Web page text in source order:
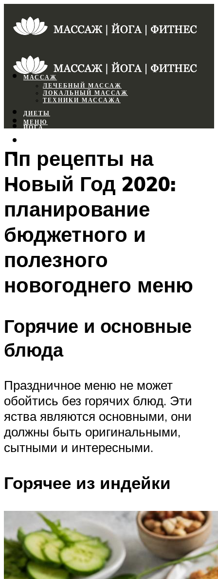
МАССАЖ
ЛЕЧЕБНЫЙ МАССАЖ
ЛОКАЛЬНЫЙ МАССАЖ
ТЕХНИКИ МАССАЖА
ДИЕТЫ
ЙОГА
ФИТНЕС
МЕНЮ
МЕНЮ
Пп рецепты на
Новый Год 2020:
планирование
бюджетного и
полезного
новогоднего меню
Горячие и основные
блюда
Праздничное меню не может
обойтись без горячих блюд. Эти
яства являются основными, они
должны быть оригинальными,
сытными и интересными.
Горячее из индейки